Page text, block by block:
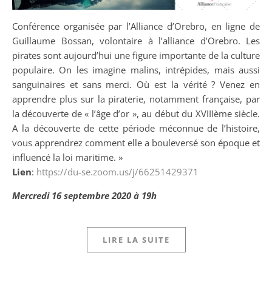
Conférence organisée par l’Alliance d’Orebro, en ligne de
Guillaume Bossan, volontaire à l’alliance d’Orebro. Les
pirates sont aujourd’hui une figure importante de la culture
populaire. On les imagine malins, intrépides, mais aussi
sanguinaires et sans merci. Où est la vérité ? Venez en
apprendre plus sur la piraterie, notamment française, par
la découverte de « l’âge d’or », au début du XVIIIème siècle.
A la découverte de cette période méconnue de l’histoire,
vous apprendrez comment elle a bouleversé son époque et
influencé la loi maritime. »
Lien: https://du-se.zoom.us/j/66251429371
Mercredi 16 septembre 2020 à 19h
LIRE LA SUITE